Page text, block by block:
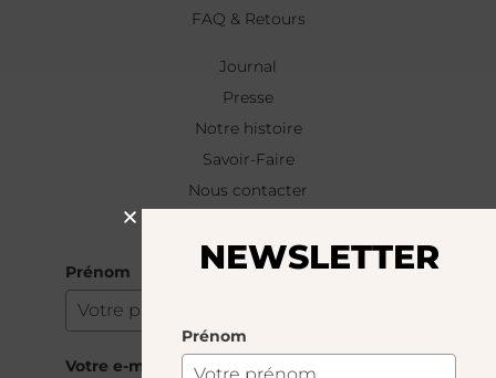
FAQ & Retours
Journal
Presse
Notre histoire
Savoir-Faire
Nous contacter
Prénom
Votre e-mail
NEWSLETTER
Prénom